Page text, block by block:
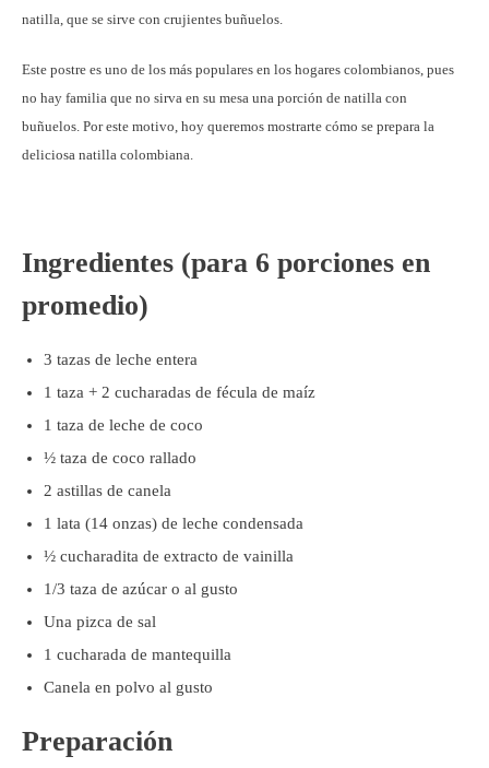
natilla, que se sirve con crujientes buñuelos.
Este postre es uno de los más populares en los hogares colombianos, pues
no hay familia que no sirva en su mesa una porción de natilla con
buñuelos. Por este motivo, hoy queremos mostrarte cómo se prepara la
deliciosa natilla colombiana.
Ingredientes (para 6 porciones en
promedio)
3 tazas de leche entera
1 taza + 2 cucharadas de fécula de maíz
1 taza de leche de coco
½ taza de coco rallado
2 astillas de canela
1 lata (14 onzas) de leche condensada
½ cucharadita de extracto de vainilla
1/3 taza de azúcar o al gusto
Una pizca de sal
1 cucharada de mantequilla
Canela en polvo al gusto
Preparación